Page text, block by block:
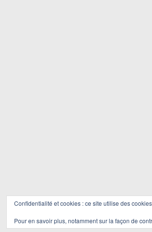
Confidentialité et cookies : ce site utilise des
Pour en savoir plus, notamment sur la façon de